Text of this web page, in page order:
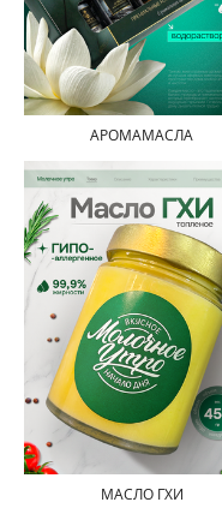
АРОМАМАСЛА
МАСЛО ГХИ